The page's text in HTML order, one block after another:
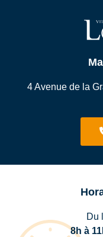
4 Avenue de la
Du
8h à